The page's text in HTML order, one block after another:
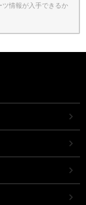
情報が入手できるか